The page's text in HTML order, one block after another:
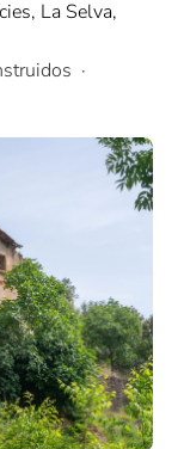
La Selva,